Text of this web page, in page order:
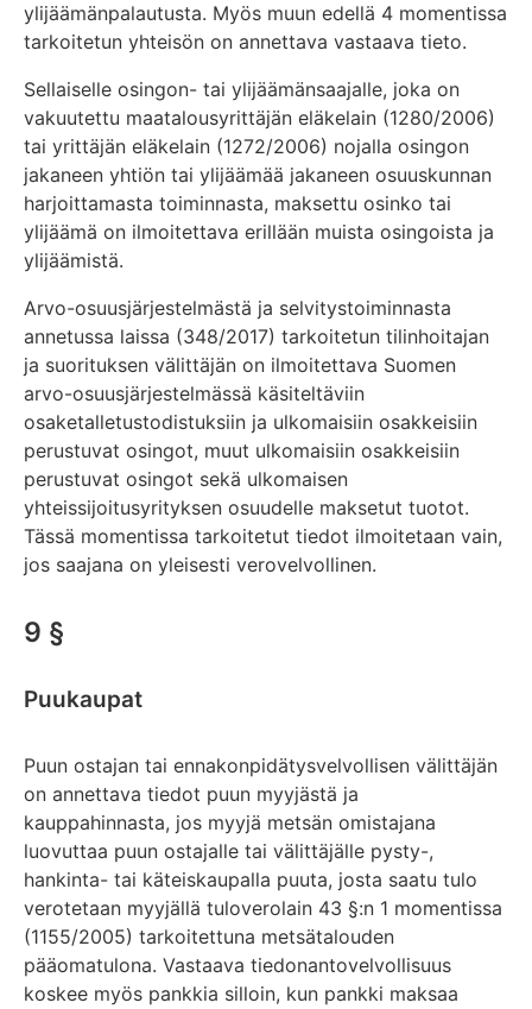
ylijäämänpalautusta. Myös muun edellä 4 momentissa
tarkoitetun yhteisön on annettava vastaava tieto.
Sellaiselle osingon- tai ylijäämänsaajalle, joka on
vakuutettu maatalousyrittäjän eläkelain (1280/2006)
tai yrittäjän eläkelain (1272/2006) nojalla osingon
jakaneen yhtiön tai ylijäämää jakaneen osuuskunnan
harjoittamasta toiminnasta, maksettu osinko tai
ylijäämä on ilmoitettava erillään muista osingoista ja
ylijäämistä.
Arvo-osuusjärjestelmästä ja selvitystoiminnasta
annetussa laissa (348/2017) tarkoitetun tilinhoitajan
ja suorituksen välittäjän on ilmoitettava Suomen
arvo-osuusjärjestelmässä käsiteltäviin
osaketalletustodistuksiin ja ulkomaisiin osakkeisiin
perustuvat osingot, muut ulkomaisiin osakkeisiin
perustuvat osingot sekä ulkomaisen
yhteissijoitusyrityksen osuudelle maksetut tuotot.
Tässä momentissa tarkoitetut tiedot ilmoitetaan vain,
jos saajana on yleisesti verovelvollinen.
9 §
Puukaupat
Puun ostajan tai ennakonpidätysvelvollisen välittäjän
on annettava tiedot puun myyjästä ja
kauppahinnasta, jos myyjä metsän omistajana
luovuttaa puun ostajalle tai välittäjälle pysty-,
hankinta- tai käteiskaupalla puuta, josta saatu tulo
verotetaan myyjällä tuloverolain 43 §:n 1 momentissa
(1155/2005) tarkoitettuna metsätalouden
pääomatulona. Vastaava tiedonantovelvollisuus
koskee myös pankkia silloin, kun pankki maksaa